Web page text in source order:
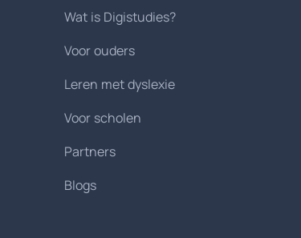
Wat is Digistudies?
Voor ouders
Leren met dyslexie
Voor scholen
Partners
Blogs